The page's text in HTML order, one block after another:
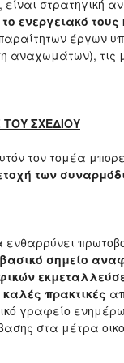
στρατηγική
ενεργειακό τους
έργων
αναχωμάτων), τις
ΤΟΥ ΣΧΕΔΙΟΥ
τον τομέα
των
ενθαρρύνει
βασικό σημείο
καλές πρακτικές
γραφείο
στα μέτρα